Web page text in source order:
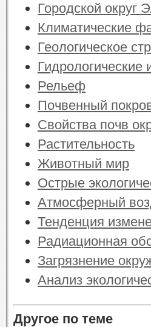
Городской округ
Климатические
Геологическое
Гидрологические
Рельеф
Почвенный
Свойства почв
Растительность
Животный мир
Острые
Атмосферный
Тенденция
Радиационная
Загрязнение
Анализ
Другое по теме